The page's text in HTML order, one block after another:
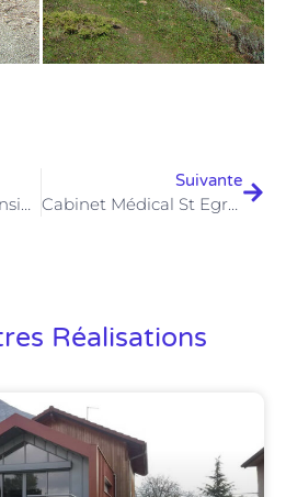
Saint-Egrève – Extension Verticale
Suivante
Cabinet Médical St Egrève
Réalisations